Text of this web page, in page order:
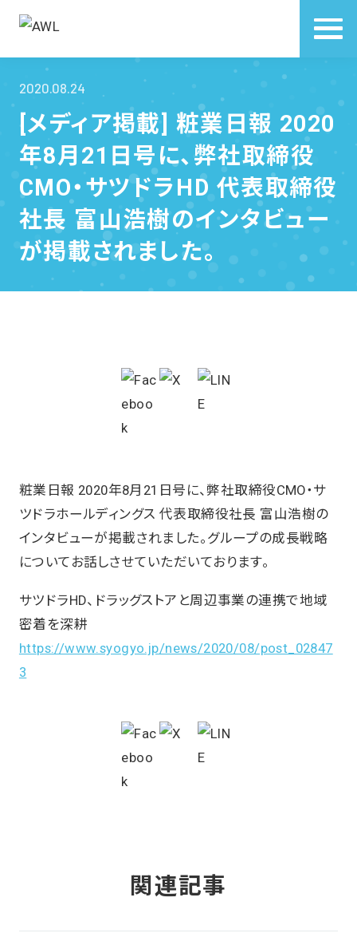
2020.08.24
[メディア掲載] 粧業日報 2020
年8月21日号に、弊社取締役
CMO・サツドラHD 代表取締役
社長 富山浩樹のインタビュー
が掲載されました。
粧業日報 2020年8月21日号に、弊社取締役CMO・サ
ツドラホールディングス 代表取締役社長 富山浩樹の
インタビューが掲載されました。グループの成長戦略
についてお話しさせていただいております。
サツドラHD、ドラッグストアと周辺事業の連携で地域
密着を深耕
https://www.syogyo.jp/news/2020/08/post_02847
3
関連記事